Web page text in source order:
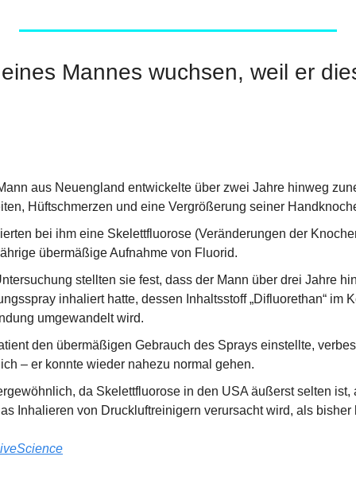
Mannes wuchsen, weil er
aus Neuengland entwickelte über zwei Jahre hinweg
Hüftschmerzen und eine Vergrößerung seiner
bei ihm eine Skelettfluorose (Veränderungen der
übermäßige Aufnahme von Fluorid.
stellten sie fest, dass der Mann über drei Jahre
inhaliert hatte, dessen Inhaltsstoff „Difluorethan“ im
umgewandelt wird.
den übermäßigen Gebrauch des Sprays einstellte,
– er konnte wieder nahezu normal gehen.
da Skelettfluorose in den USA äußerst selten ist,
Inhalieren von Druckluftreinigern verursacht wird, als bisher